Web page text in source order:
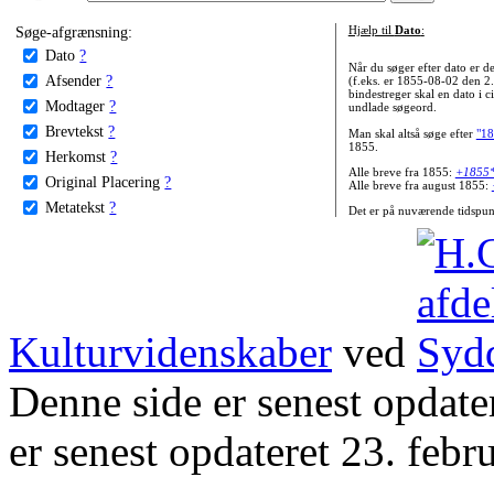
Søge-afgrænsning:
Dato ?
Afsender ?
Modtager ?
Brevtekst ?
Herkomst ?
Original Placering ?
Metatekst ?
Hjælp til Dato:
Når du søger efter dato er
(f.eks. er 1855-08-02 den
bindestreger skal en dato i
undlade søgeord.
Man skal altså søge efter
1855.
Alle breve fra 1855:
Alle breve fra august 1855:
Det er på nuværende
Kulturvidenskaber ved
Denne side er senest
er senest opdateret 23.